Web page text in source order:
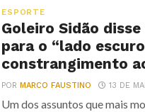
ESPORTE
Goleiro Sidão
para o “lado
constrangimento
PORMARCO FAUSTINO 13 DE
Um dos assuntos que mais